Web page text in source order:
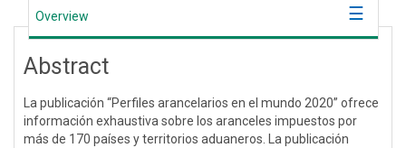
Overview
Abstract
La publicación “Perfiles arancelarios en el mundo 2020” ofrece
información exhaustiva sobre los aranceles impuestos por
más de 170 países y territorios aduaneros. La publicación